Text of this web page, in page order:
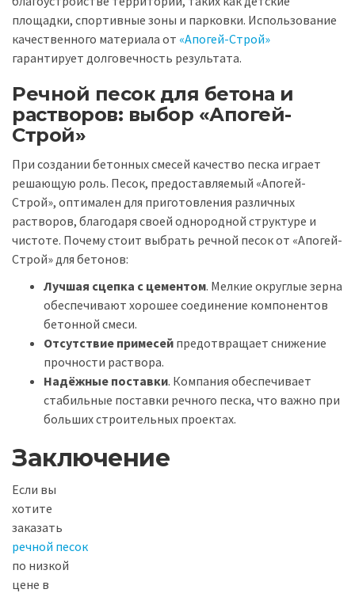
площадки, спортивные зоны и парковки. Использование
качественного материала от «Апогей-Строй»
гарантирует долговечность результата.
Речной песок для бетона и
растворов: выбор «Апогей-
Строй»
При создании бетонных смесей качество песка играет
решающую роль. Песок, предоставляемый «Апогей-
Строй», оптимален для приготовления различных
растворов, благодаря своей однородной структуре и
чистоте. Почему стоит выбрать речной песок от «Апогей-
Строй» для бетонов:
Лучшая сцепка с цементом. Мелкие округлые зерна
обеспечивают хорошее соединение компонентов
бетонной смеси.
Отсутствие примесей предотвращает снижение
прочности раствора.
Надёжные поставки. Компания обеспечивает
стабильные поставки речного песка, что важно при
больших строительных проектах.
Заключение
Если вы
хотите
заказать
речной песок
по низкой
цене в